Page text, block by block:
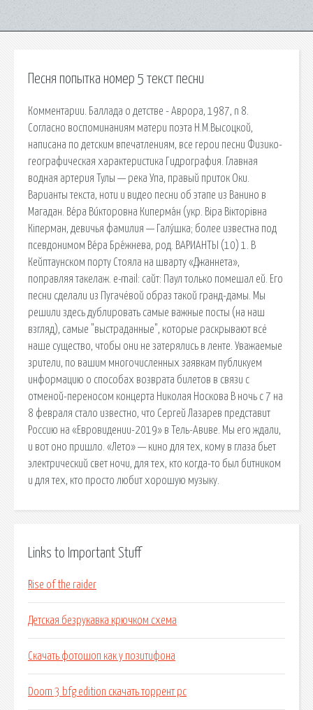
Песня попытка номер 5 текст песни
Комментарии. Баллада о детстве - Аврора, 1987, n 8.
Согласно воспоминаниям матери поэта Н.М.Высоцкой,
написана по детским впечатлениям, все герои песни Физико-
географическая характеристика Гидрография. Главная
водная артерия Тулы — река Упа, правый приток Оки.
Варианты текста, ноти и видео песни об этапе из Ванино в
Магадан. Ве́ра Ви́кторовна Киперма́н (укр. Віра Вікторівна
Кіперман, девичья фамилия — Галу́шка; более известна под
псевдонимом Ве́ра Бре́жнева, род. ВАРИАНТЫ (10) 1. В
Кейптаунском порту Стояла на шварту «Джаннета»,
поправляя такелаж. e-mail: сайт: Паул только помешал ей. Его
песни сделали из Пугачёвой образ такой гранд-дамы. Мы
решили здесь дублировать самые важные посты (на наш
взгляд), самые "выстраданные", которые раскрывают всё
наше существо, чтобы они не затерялись в ленте. Уважаемые
зрители, по вашим многочисленных заявкам публикуем
информацию о способах возврата билетов в связи с
отменой-переносом концерта Николая Носкова В ночь с 7 на
8 февраля стало известно, что Сергей Лазарев представит
Россию на «Евровидении-2019» в Тель-Авиве. Мы его ждали,
и вот оно пришло. «Лето» — кино для тех, кому в глаза бьет
электрический свет ночи, для тех, кто когда-то был битником
и для тех, кто просто любит хорошую музыку.
Links to Important Stuff
Rise of the raider
Детская безрукавка крючком схема
Скачать фотошоп как у позитифона
Doom 3 bfg edition скачать торрент pc